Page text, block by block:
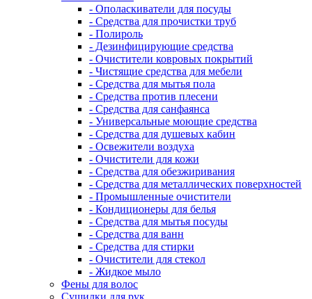
- Ополаскиватели для посуды
- Средства для прочистки труб
- Полироль
- Дезинфицирующие средства
- Очистители ковровых покрытий
- Чистящие средства для мебели
- Средства для мытья пола
- Средства против плесени
- Средства для санфаянса
- Универсальные моющие средства
- Средства для душевых кабин
- Освежители воздуха
- Очистители для кожи
- Средства для обезжиривания
- Средства для металлических поверхностей
- Промышленные очистители
- Кондиционеры для белья
- Средства для мытья посуды
- Средства для ванн
- Средства для стирки
- Очистители для стекол
- Жидкое мыло
Фены для волос
Сушилки для рук